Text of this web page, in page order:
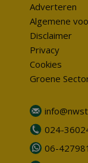
Adverteren
Algemene
Disclaimer
Privacy
Cookies
Groene
024-
06-